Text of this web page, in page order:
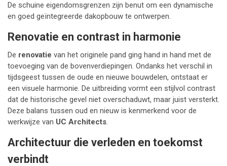
De schuine eigendomsgrenzen zijn benut om een dynamische
en goed geïntegreerde dakopbouw te ontwerpen.
Renovatie en contrast in harmonie
De renovatie van het originele pand ging hand in hand met de
toevoeging van de bovenverdiepingen. Ondanks het verschil in
tijdsgeest tussen de oude en nieuwe bouwdelen, ontstaat er
een visuele harmonie. De uitbreiding vormt een stijlvol contrast
dat de historische gevel niet overschaduwt, maar juist versterkt.
Deze balans tussen oud en nieuw is kenmerkend voor de
werkwijze van UC Architects.
Architectuur die verleden en toekomst
verbindt